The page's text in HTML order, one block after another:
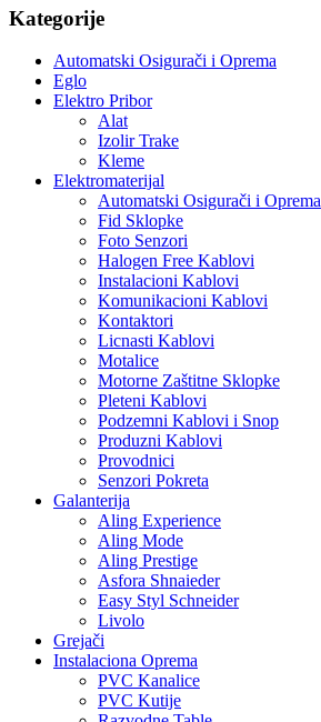
Kategorije
Automatski Osigurači i Oprema
Eglo
Elektro Pribor
Alat
Izolir Trake
Kleme
Elektromaterijal
Automatski Osigurači i Oprema
Fid Sklopke
Foto Senzori
Halogen Free Kablovi
Instalacioni Kablovi
Komunikacioni Kablovi
Kontaktori
Licnasti Kablovi
Motalice
Motorne Zaštitne Sklopke
Pleteni Kablovi
Podzemni Kablovi i Snop
Produzni Kablovi
Provodnici
Senzori Pokreta
Galanterija
Aling Experience
Aling Mode
Aling Prestige
Asfora Shnaieder
Easy Styl Schneider
Livolo
Grejači
Instalaciona Oprema
PVC Kanalice
PVC Kutije